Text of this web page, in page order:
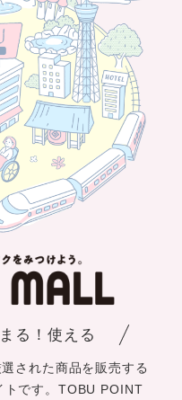
る！使える
された商品を販売する
トです。TOBU POINT